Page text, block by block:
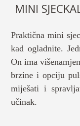
MINI
Praktična mini
kad ogladnite.
On ima
brzine i opciju
miješati i
učinak.